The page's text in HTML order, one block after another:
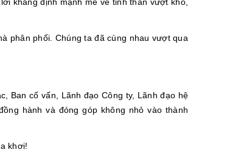
phân phối. Chúng ta đã cùng nhau vượt qua
Ban cố vấn, Lãnh đạo Công ty, Lãnh đạo hệ
hành và đóng góp không nhỏ vào thành
khơi!